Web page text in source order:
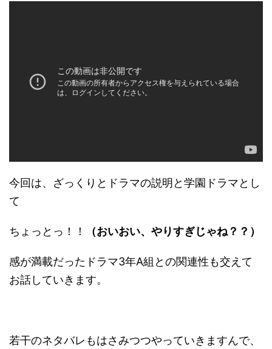
今回は、ざっくりとドラマの説明と学園ドラマとし
て
ちょっとっ！！ （おいおい、やりすぎじゃね？？）
感が満載だったドラマ3年A組との関連性も交えて
お話していきます。
若干のネタバレもはさみつつやっていきますんで、